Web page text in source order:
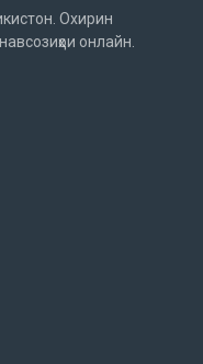
Охирин
онлайн.